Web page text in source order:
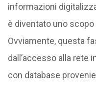
informazioni
è diventato uno
Ovviamente, questa
dall’accesso alla rete
con database